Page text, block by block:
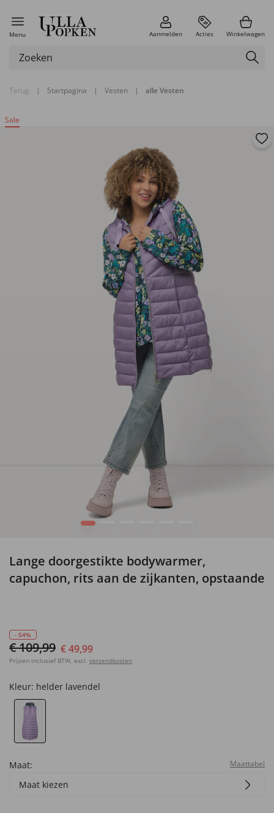
Menu Aanmelden Acties Winkelwagen
Terug | Startpagina | Vesten | alle Vesten
Sale
1
Lange doorgestikte bodywarmer,
capuchon, rits aan de zijkanten, opstaande
- 54%
€ 109,99 € 49,99
Prijzen inclusief BTW, excl. verzendkosten
Kleur: helder lavendel
Maat: Maattabel
Maat kiezen